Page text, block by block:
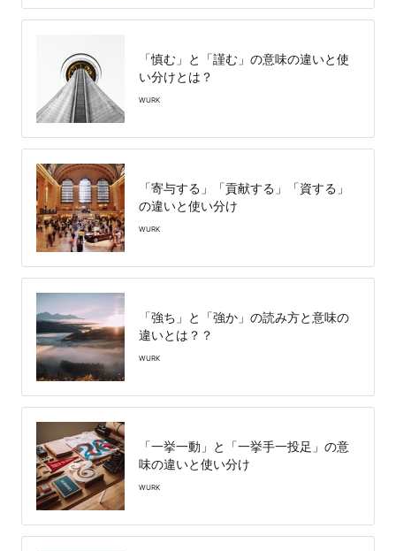
「慎む」と「謹む」の意味の違いと使
い分けとは？
WURK
「寄与する」「貢献する」「資する」
の違いと使い分け
WURK
「強ち」と「強か」の読み方と意味の
違いとは？？
WURK
「一挙一動」と「一挙手一投足」の意
味の違いと使い分け
WURK